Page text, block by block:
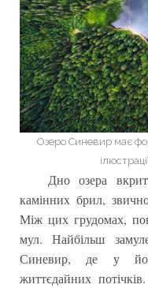
Озеро Синевир має
Дно озера
камінних брил,
Між цих грудомах,
мул. Найбільш
Синевир, де у
життєдайних